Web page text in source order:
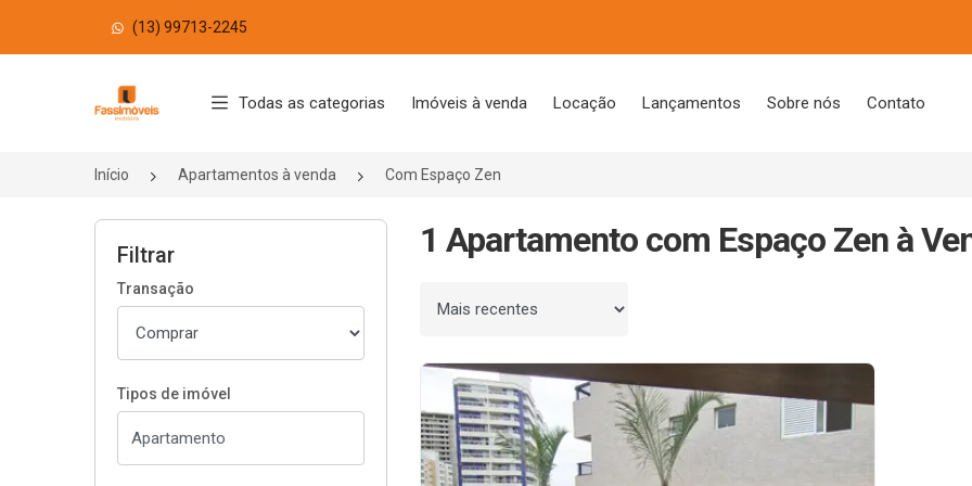
(13) 99713-2245
Página inicial
Todas as categorias Imóveis à venda Locação Lançamentos Sobre nós Contato
Início Apartamentos à venda Com Espaço Zen
Filtrar
Transação
Tipos de imóvel
1 Apartamento com Espaço Zen à
Ordenar por